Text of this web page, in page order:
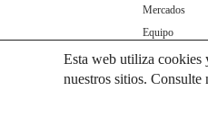
Mercados
Equipo
Esta web utiliza cookies
nuestros sitios. Consulte